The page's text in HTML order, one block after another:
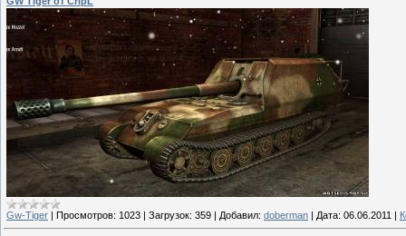
Gw-Tiger | Просмотров: 1023 | Загрузок: 359 | Добавил: doberman | Дата: 06.06.2011 |